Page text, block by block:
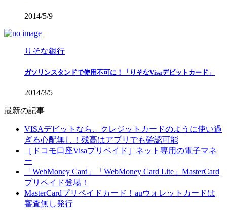
2014/5/9
りそな銀行
ガソリンスタンドで使用不可に！「りそなVisaデビットカード」
2014/3/5
最新の記事
VISAデビットなら、クレジットカードのように使い過
ぎる心配無し！残高はアプリでも確認可能
［ドコモ口座Visaプリペイド］ネット専用の電子マネ
ー
「WebMoney Card」「WebMoney Card Lite」MasterCard
プリペイド登場！
MasterCardプリペイドカード！auウォレットカードは
審査無し発行